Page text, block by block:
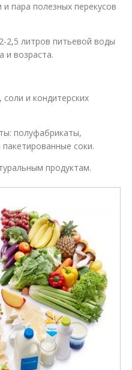
пара полезных перекусов
2,5 литров питьевой воды
и возраста.
соли и кондитерских
полуфабрикаты,
соки.
продуктам.